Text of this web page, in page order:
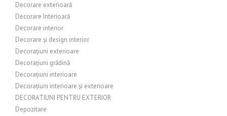
Decorare exterioară
Decorare Interioară
Decorare interior
Decorare și design interior
Decorațiuni exterioare
Decorațiuni grădină
Decorațiuni interioare
Decorațiuni interioare și exterioare
DECORATIUNI PENTRU EXTERIOR
Depozitare